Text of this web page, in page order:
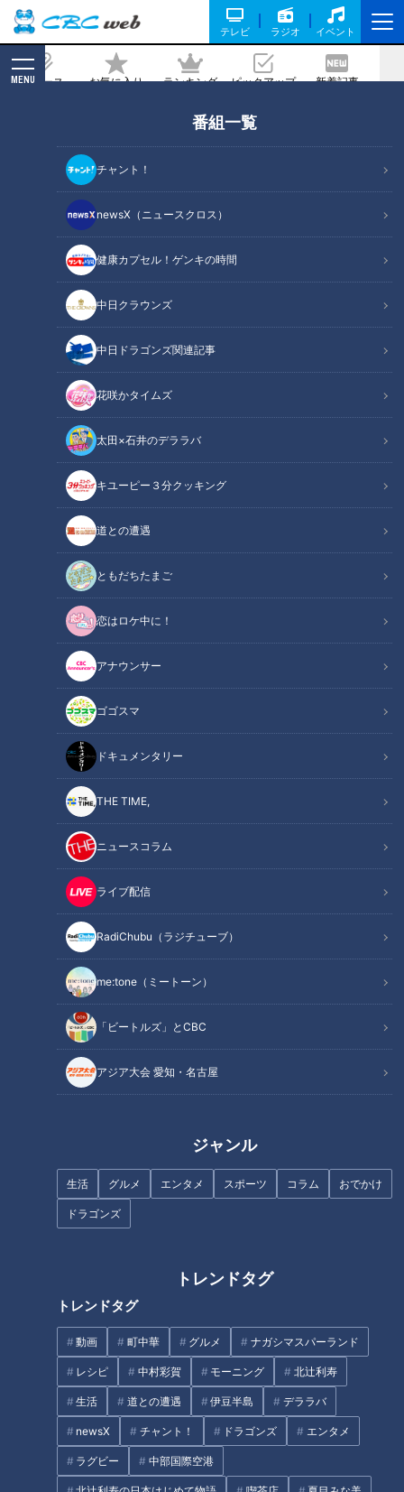
テレビ ラジオ イベント
ニュース お気に入り ランキング ピックアップ 新着記事
MENU
番組一覧
チャント！
newsX（ニュースクロス）
健康カプセル！ゲンキの時間
中日クラウンズ
中日ドラゴンズ関連記事
花咲かタイムズ
太田×石井のデララバ
キユーピー３分クッキング
道との遭遇
ともだちたまご
恋はロケ中に！
アナウンサー
ゴゴスマ
ドキュメンタリー
THE TIME,
ニュースコラム
ライブ配信
RadiChubu（ラジチューブ）
me:tone（ミートーン）
「ビートルズ」とCBC
アジア大会 愛知・名古屋
ジャンル
生活 グルメ エンタメ スポーツ コラム おでかけ
ドラゴンズ
トレンドタグ
トレンドタグ
動画 町中華 グルメ ナガシマスパーランド
レシピ 中村彩賀 モーニング 北辻利寿
生活 道との遭遇 伊豆半島 デララバ
newsX チャント！ ドラゴンズ エンタメ
ラグビー 中部国際空港
で実食リポート！
2023/10/12 17:00
CBCテレビ『花咲かタイムズ』うなずキング
花咲かタイムズ
うなずキング
続々とオープンする話題の新しいパン屋さん。こだわりが詰ま
った絶品パンを実食リポートしました。
関連リンク
生が超マニアックな視点で巡る！最新パン店！
【うなずキング】
大阪の大行列店がプロデュース！独創的な総菜パン
ザクザク食感が止まらない！元パティシエが作る秋の新作
デニッシュ
営業は週1日！知る人ぞ知る幻のパン屋さん
オススメ関連コンテンツ
大阪の大行列店がプロデュース！独創的な総菜パ
大阪の大行列店「ROUTE271」のオーナーが手がける『NILS
BAKERY（ニルスベーカリー）』が、愛知・春日井市に7月オ
ープン！華やかな総菜パンが、週末には約500個も売れるとい
う人気ぶり。中でも一番人気は、ベシャメルソースを塗ったカ
ンパーニュに、オリーブオイルとニンニクを絡めたマッシュル
ームとマイタケがのった『きのこのアヒージョ』（432円）。
一般的なカンパーニュは粉に対して水分量70～80％のとこ
ろ、こちらは水分量100％を超えているため、やわらかくてし
っとりしているのが特徴です。